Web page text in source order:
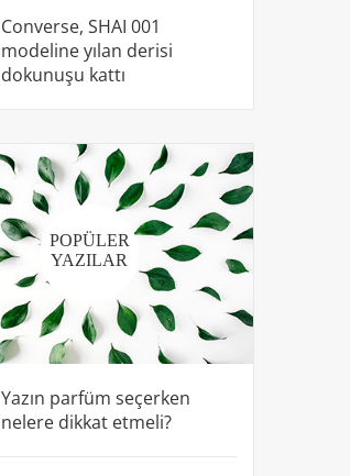
Converse, SHAI 001
modeline yılan derisi
dokunuşu kattı
POPÜLER
YAZILAR
Yazın parfüm seçerken
nelere dikkat etmeli?